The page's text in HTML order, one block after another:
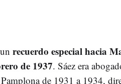
recuerdo especial hacia
de 1937. Sáez era
de 1931 a 1934,